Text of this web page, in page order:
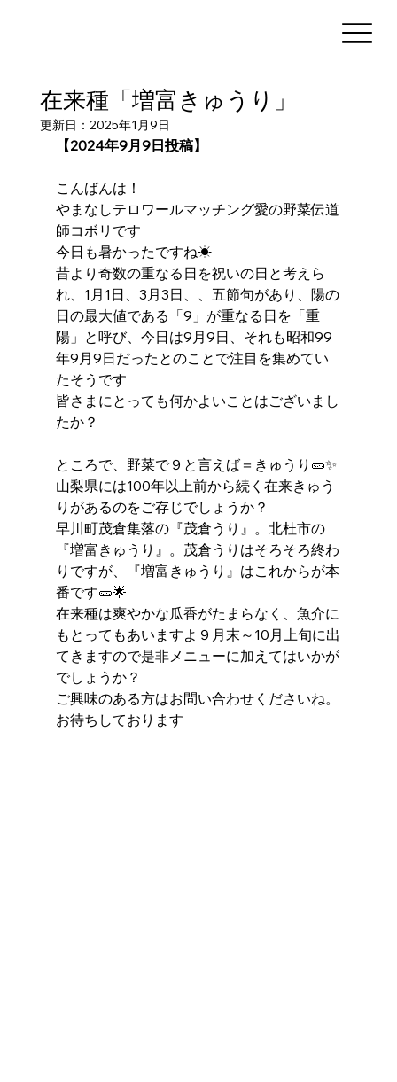
在来種「増富きゅうり」
更新日： 2025年1月9日
【2024年9月9日投稿】
こんばんは！
やまなしテロワールマッチング愛の野菜伝道
師コボリです
今日も暑かったですね☀
昔より奇数の重なる日を祝いの日と考えら
れ、1月1日、3月3日、、五節句があり、陽の
日の最大値である「9」が重なる日を「重
陽」と呼び、今日は9月9日、それも昭和99
年9月9日だったとのことで注目を集めてい
たそうです
皆さまにとっても何かよいことはございまし
たか？
ところで、野菜で９と言えば＝きゅうり🥒✨
山梨県には100年以上前から続く在来きゅう
りがあるのをご存じでしょうか？
早川町茂倉集落の『茂倉うり』。北杜市の
『増富きゅうり』。茂倉うりはそろそろ終わ
りですが、『増富きゅうり』はこれからが本
番です🥒🌟
在来種は爽やかな瓜香がたまらなく、魚介に
もとってもあいますよ９月末～10月上旬に出
てきますので是非メニューに加えてはいかが
でしょうか？
ご興味のある方はお問い合わせくださいね。
お待ちしております